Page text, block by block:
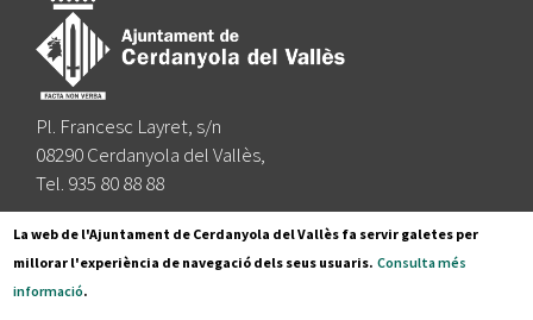
Pl. Francesc Layret, s/n
08290 Cerdanyola del Vallès,
Tel. 935 80 88 88
Segueix-nos a:
La web de l'Ajuntament de Cerdanyola del Vallès fa servir galetes per
millorar l'experiència de navegació dels seus usuaris. Consulta més
informació.